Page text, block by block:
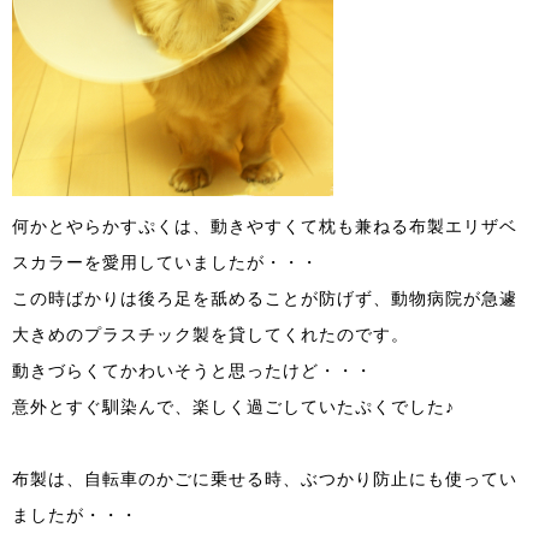
何かとやらかすぷくは、動きやすくて枕も兼ねる布製エリザベ
スカラーを愛用していましたが・・・
この時ばかりは後ろ足を舐めることが防げず、動物病院が急遽
大きめのプラスチック製を貸してくれたのです。
動きづらくてかわいそうと思ったけど・・・
意外とすぐ馴染んで、楽しく過ごしていたぷくでした♪
布製は、自転車のかごに乗せる時、ぶつかり防止にも使ってい
ましたが・・・